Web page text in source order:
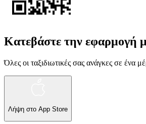
Κατεβάστε την εφαρμογή
Όλες οι ταξιδιωτικές σας ανάγκες σε ένα
Λήψη στο App Store